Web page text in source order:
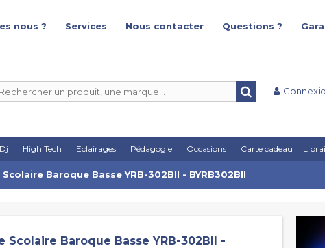
nous ? Services Nous contacter Questions ?
High Tech Eclairages Pédagogie Occasions Carte cadeau
Baroque Basse YRB-302BII - BYRB302BII
Scolaire Baroque Basse YRB-302BII -